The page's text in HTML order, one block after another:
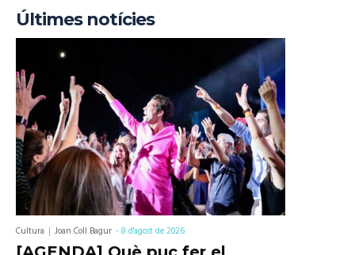
Últimes notícies
Cultura Joan Coll Bagur -8 d'agost de 2026